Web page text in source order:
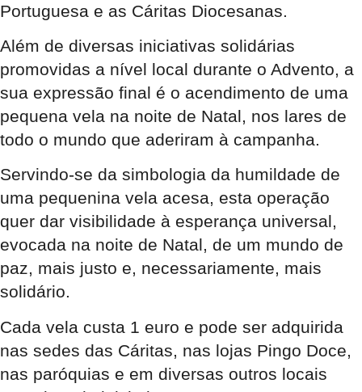
Portuguesa e as Cáritas Diocesanas.
Além de diversas iniciativas solidárias
promovidas a nível local durante o Advento, a
sua expressão final é o acendimento de uma
pequena vela na noite de Natal, nos lares de
todo o mundo que aderiram à campanha.
Servindo-se da simbologia da humildade de
uma pequenina vela acesa, esta operação
quer dar visibilidade à esperança universal,
evocada na noite de Natal, de um mundo de
paz, mais justo e, necessariamente, mais
solidário.
Cada vela custa 1 euro e pode ser adquirida
nas sedes das Cáritas, nas lojas Pingo Doce,
nas paróquias e em diversas outros locais